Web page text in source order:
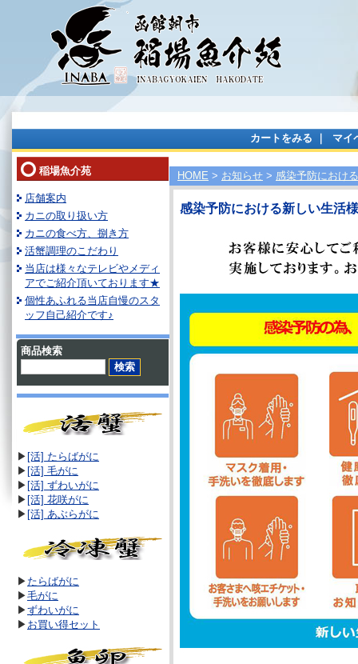
カートをみる マイ
稲場魚介苑
店舗案内
カニの取り扱い方
カニの食べ方、捌き方
活蟹調理のこだわり
当店は様々なテレビやメディ
アでご紹介頂いております★
個性あふれる当店自慢のスタ
ッフ自己紹介です♪
商品検索
▶ [活] たらばがに
▶ [活] 毛がに
▶ [活] ずわいがに
▶ [活] 花咲がに
▶ [活] あぶらがに
▶ たらばがに
▶毛がに
▶ずわいがに
▶ お買い得セット
HOME > お知らせ > 感染予防におけ
感染予防における新しい生活